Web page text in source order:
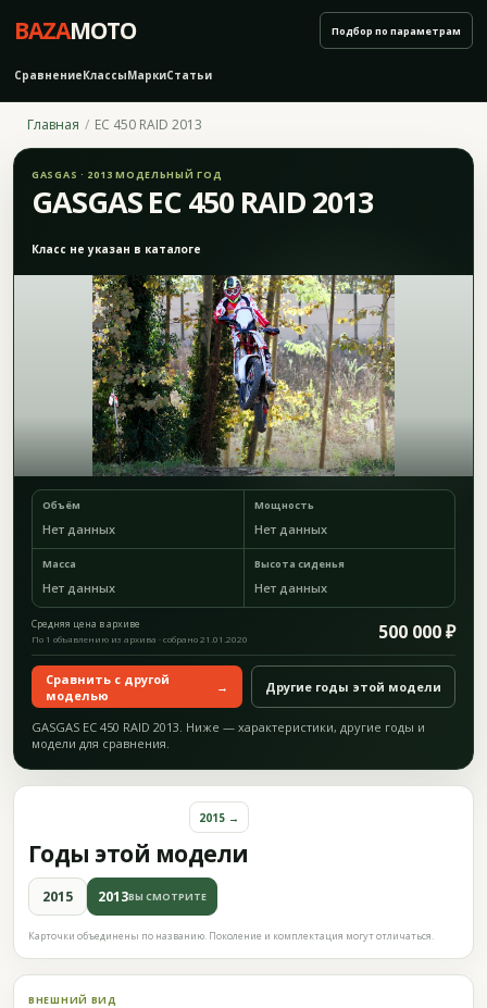
BAZAMOTO
СравнениеКлассыМаркиСтатьи
Подбор по параметрам
Главная EC 450 RAID 2013
GASGAS · 2013 МОДЕЛЬНЫЙ ГОД
GASGAS EC 450 RAID 2013
Класс не указан в каталоге
Объём
Нет данных
Мощность
Нет данных
Масса
Нет данных
Высота сиденья
Нет данных
Средняя цена в архиве 500 000 ₽
По 1 объявлению из архива · собрано 21.01.2020
Сравнить с другой
моделью
→ Другие годы этой модели
GASGAS EC 450 RAID 2013. Ниже — характеристики, другие годы и
модели для сравнения.
Годы этой модели
2015 →
2015 2013ВЫ СМОТРИТЕ
Карточки объединены по названию. Поколение и комплектация могут отличаться.
ВНЕШНИЙ ВИД